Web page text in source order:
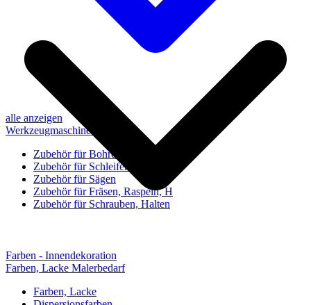
alle anzeigen
Werkzeugmaschinen-Zubehör
Zubehör für Bohren, Bohrhilfen
Zubehör für Schleifen, Poliere
Zubehör für Sägen
Zubehör für Fräsen, Raspeln, H
Zubehör für Schrauben, Halten
Farben - Innendekoration
Farben, Lacke Malerbedarf
Farben, Lacke